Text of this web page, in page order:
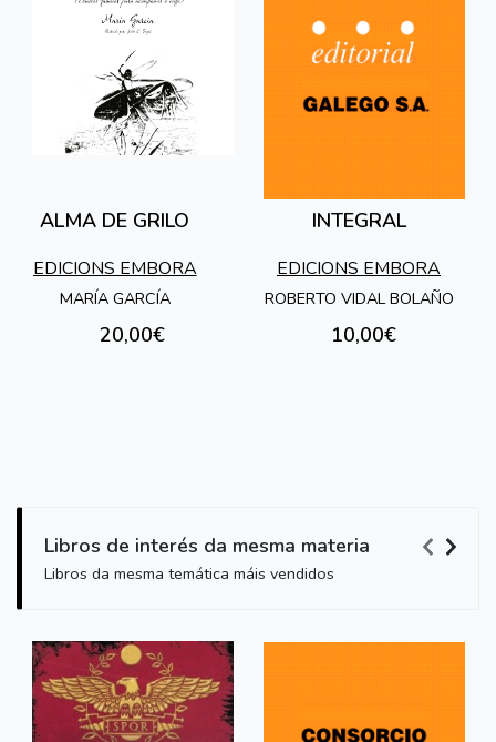
ALMA DE GRILO
EDICIONS EMBORA
MARÍA GARCÍA
20,00€
INTEGRAL
EDICIONS EMBORA
ROBERTO VIDAL BOLAÑO
10,00€
Libros de interés da mesma materia
Libros da mesma temática máis vendidos